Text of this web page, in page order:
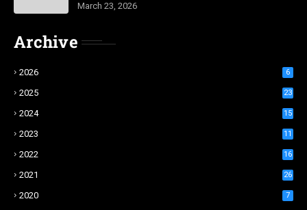
March 23, 2026
Archive
2026 6
2025 23
2024 15
2023 11
2022 16
2021 26
2020 7